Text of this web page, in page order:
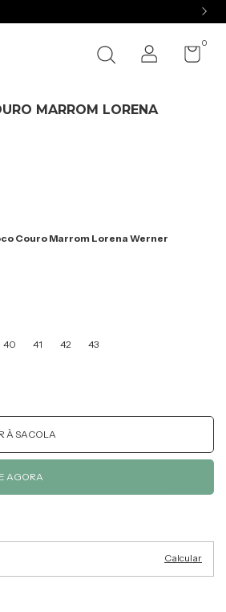
0
MARROM LORENA
Couro Marrom Lorena Werner
40 41 42 43
Calcular